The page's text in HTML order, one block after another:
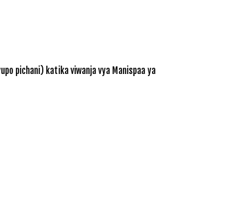
pichani) katika viwanja vya Manispaa ya